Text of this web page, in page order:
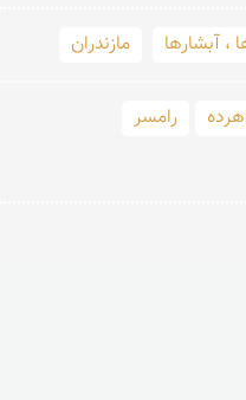
، آبشارها مازندران
رامسر